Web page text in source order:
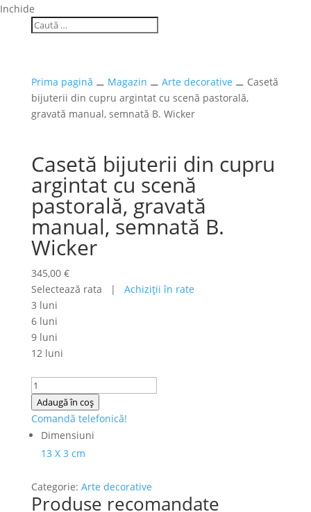
Inchide
Prima pagină ⚊ Magazin ⚊ Arte decorative ⚊ Casetă
bijuterii din cupru argintat cu scenă pastorală,
gravată manual, semnată B. Wicker
Casetă bijuterii din cupru
argintat cu scenă
pastorală, gravată
manual, semnată B.
Wicker
345,00 €
Selectează rata | Achiziţii în rate
3 luni
6 luni
9 luni
12 luni
Cantitate
Casetă
bijuterii
din
cupru
cu
scenă
Adaugă în coș
Comandă telefonică!
Dimensiuni
13 X 3 cm
Categorie: Arte decorative
Produse recomandate